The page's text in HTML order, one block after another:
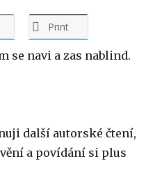
Print
se navi a zas nablind.
další autorské čtení,
a povídání si plus